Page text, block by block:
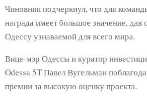
Чиновник подчеркнул, что для
награда имеет большое значение, дав
Одессу узнаваемой для всего мира.
Вице-мэр Одессы и куратор
Odessa 5T Павел Вугельман
премии за высокую оценку проекта.